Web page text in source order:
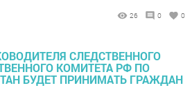
26 0 0